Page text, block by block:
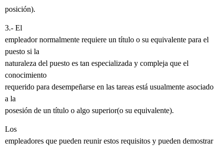
posición).
3.- El
empleador normalmente requiere un título o su equivalente para el
puesto si la
naturaleza del puesto es tan especializada y compleja que el
conocimiento
requerido para desempeñarse en las tareas está usualmente asociado
a la
posesión de un título o algo superior(o su equivalente).
Los
empleadores que pueden reunir estos requisitos y pueden demostrar